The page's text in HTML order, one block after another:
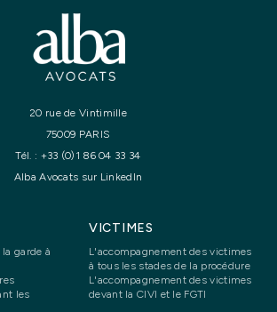
20 rue de Vintimille
75009 PARIS
Tél. : +33 (0)1 86 04 33 34
Alba Avocats sur LinkedIn
garde à
les
VICTIMES
L'accompagnement des victimes
à tous les stades de la procédure
L'accompagnement des victimes
devant la CIVI et le FGTI